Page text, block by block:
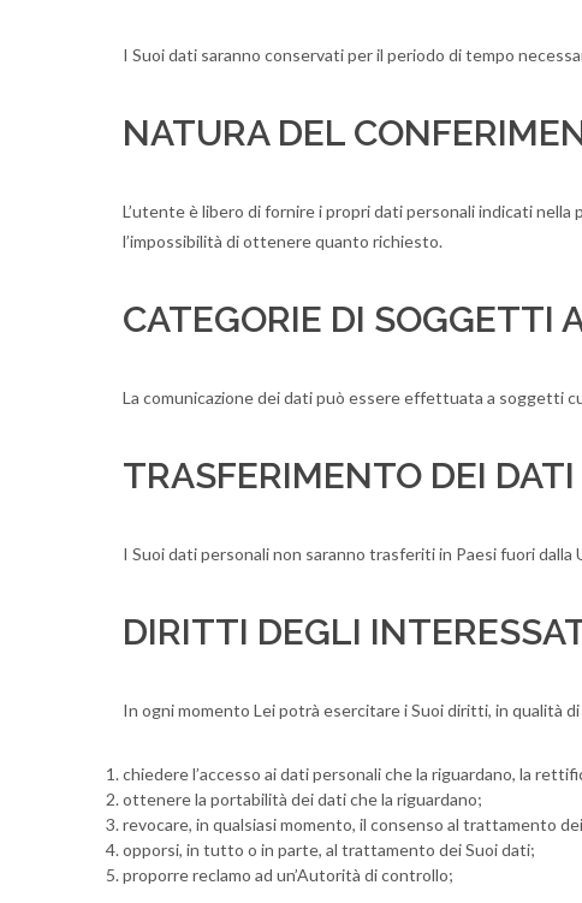
I Suoi dati saranno conservati per il periodo di tempo
NATURA DEL
L’utente è libero di fornire i propri dati personali indicati
l’impossibilità di ottenere quanto richiesto.
CATEGORIE DI SOGGETTI
La comunicazione dei dati può essere effettuata a soggetti
TRASFERIMENTO DEI
I Suoi dati personali non saranno trasferiti in Paesi fuori dalla
DIRITTI DEGLI
In ogni momento Lei potrà esercitare i Suoi diritti, in
chiedere l’accesso ai dati personali che la riguardano, la
ottenere la portabilità dei dati che la riguardano;
revocare, in qualsiasi momento, il consenso al trattamento
opporsi, in tutto o in parte, al trattamento dei Suoi dati;
proporre reclamo ad un’Autorità di controllo;